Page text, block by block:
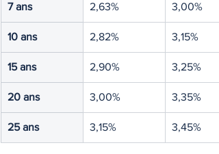
7 ans 2,63% 3,00%
10 ans 2,82% 3,15%
15 ans 2,90% 3,25%
20 ans 3,00% 3,35%
25 ans 3,15% 3,45%